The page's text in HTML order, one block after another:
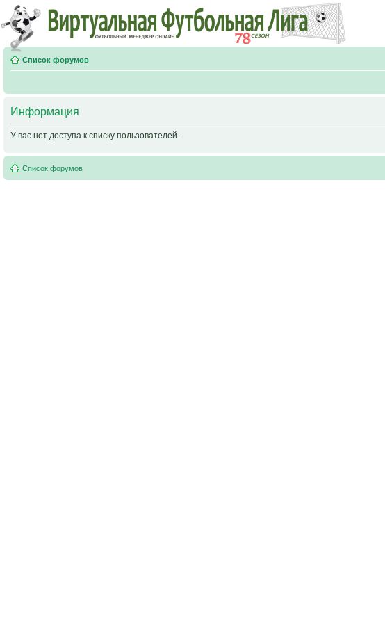
Список форумов
Информация
У вас нет доступа к списку пользователей.
Список форумов